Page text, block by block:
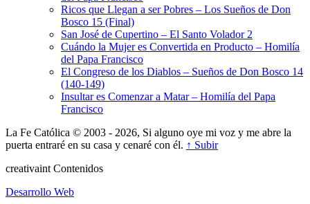
Ricos que Llegan a ser Pobres – Los Sueños de Don
Bosco 15 (Final)
San José de Cupertino – El Santo Volador 2
Cuándo la Mujer es Convertida en Producto – Homilía
del Papa Francisco
El Congreso de los Diablos – Sueños de Don Bosco 14
(140-149)
Insultar es Comenzar a Matar – Homilía del Papa
Francisco
La Fe Católica © 2003 - 2026, Si alguno oye mi voz y me abre la
puerta entraré en su casa y cenaré con él. ↑ Subir
creativaint Contenidos
Desarrollo Web